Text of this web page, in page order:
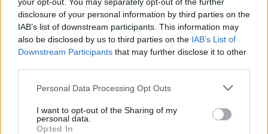
disclosure of your personal information by third parties on the
IAB’s list of downstream participants. This information may
also be disclosed by us to third parties on the IAB’s List of
Downstream Participants that may further disclose it to other
Personal Data Processing Opt Outs
I want to opt-out of the Sharing of my
personal data.
Opted In
Classic Mantra